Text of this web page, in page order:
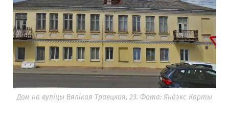
Дом на вуліцы Вялікая Траецкая, 23. Фота: Яндэкс Карты